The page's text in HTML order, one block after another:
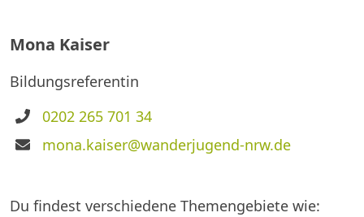
Mona Kaiser
Bildungsreferentin
Telefon
0202 265 701 34
E-
mona.kaiser@wanderjugend-nrw.de
Du findest verschiedene Themengebiete wie: